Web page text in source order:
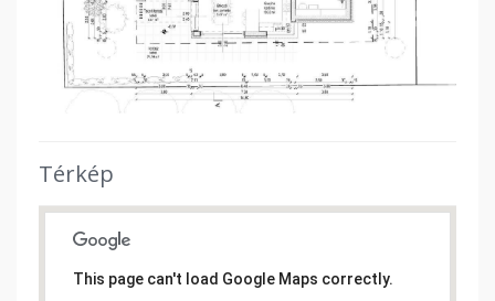
Térkép
This page can't load Google Maps correctly.